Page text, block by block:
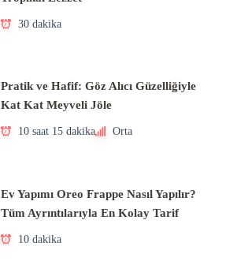
30 dakika
Pratik ve Hafif: Göz Alıcı Güzelliğiyle
Kat Kat Meyveli Jöle
10 saat 15 dakika Orta
Ev Yapımı Oreo Frappe Nasıl Yapılır?
Tüm Ayrıntılarıyla En Kolay Tarif
10 dakika